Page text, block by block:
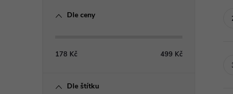
Dle ceny
178 Kč 499 Kč
Dle štítku